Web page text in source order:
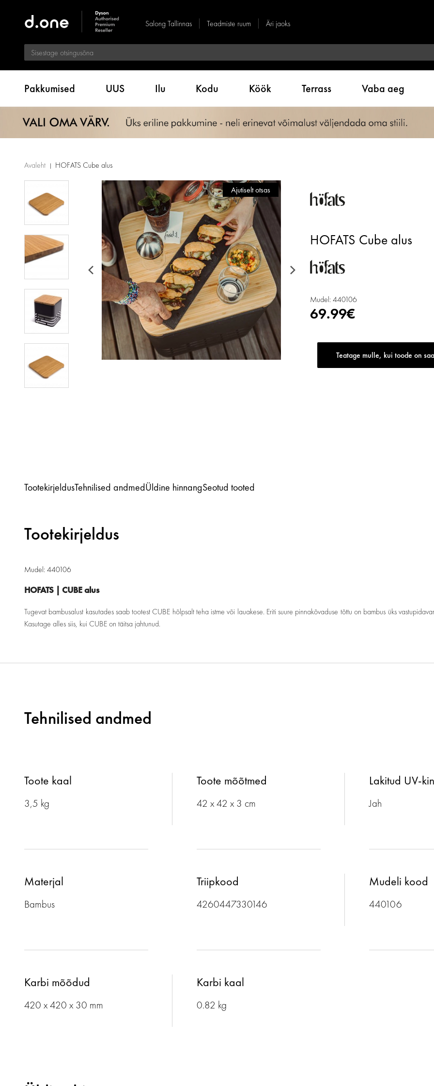
Salong Tallinnas Teadmiste ruum Äri jaoks
Pakkumised UUS Ilu Kodu Köök Terrass Vaba aeg
Avaleht HOFATS Cube alus
Ajutiselt otsas
HOFATS Cube alus
Mudel: 440106
69.99€
Teatage mulle, kui toode on
TootekirjeldusTehnilised andmedÜldine hinnangSeotud tooted
Tootekirjeldus
Mudel: 440106
HOFATS | CUBE alus
Tugevat bambusalust kasutades saab tootest CUBE hõlpsalt teha istme või lauakese. Eriti suure pinnakõvaduse tõttu on bambus üks
Kasutage alles siis, kui CUBE on täitsa jahtunud.
Tehnilised andmed
Toote kaal
3,5 kg
Toote mõõtmed
42 x 42 x 3 cm
Lakitud UV-
Jah
Materjal
Bambus
Triipkood
4260447330146
Mudeli kood
440106
Karbi mõõdud
420 x 420 x 30 mm
Karbi kaal
0.82 kg